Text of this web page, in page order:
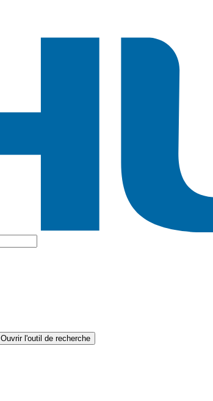
Ouvrir l'outil de recherche